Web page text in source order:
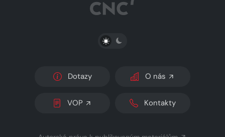
PŘEPNOUT SVĚTLÝ/TMAVÝ REŽIM
Dotazy O nás
VOP Kontakty